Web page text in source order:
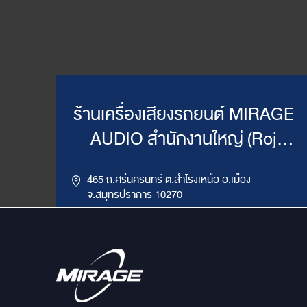
ร้านเครื่องเสียงรถยนต์ MIRAGE
AUDIO สำนักงานใหญ่ (Roj
465 ถ.ศรีนครินทร์ ต.สำโรงเหนือ อ.เมือง
จ.สมุทรปราการ 10270
LINE ID : @mirageaudio